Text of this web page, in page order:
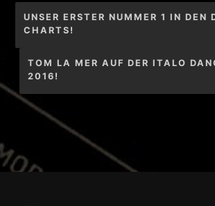
Beitragsnavigation
UNSER ERSTER NUMMER 1 IN DEN
CHARTS!
TOM LA MER AUF DER ITALO
2016!